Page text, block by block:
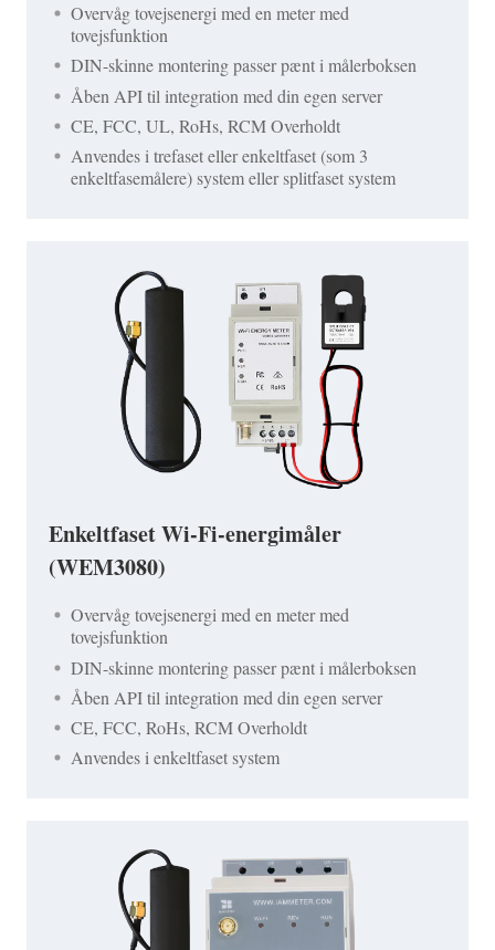
Overvåg tovejsenergi med en meter med
tovejsfunktion
DIN-skinne montering passer pænt i målerboksen
Åben API til integration med din egen server
CE, FCC, UL, RoHs, RCM Overholdt
Anvendes i trefaset eller enkeltfaset (som 3
enkeltfasemålere) system eller splitfaset system
Enkeltfaset Wi-Fi-energimåler
(WEM3080)
Overvåg tovejsenergi med en meter med
tovejsfunktion
DIN-skinne montering passer pænt i målerboksen
Åben API til integration med din egen server
CE, FCC, RoHs, RCM Overholdt
Anvendes i enkeltfaset system